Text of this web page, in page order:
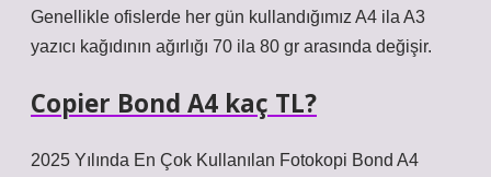
Genellikle ofislerde her gün kullandığımız A4 ila A3
yazıcı kağıdının ağırlığı 70 ila 80 gr arasında değişir.
Copier Bond A4 kaç TL?
2025 Yılında En Çok Kullanılan Fotokopi Bond A4